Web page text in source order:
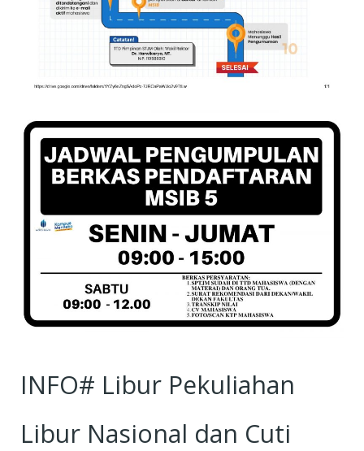
INFO# Libur Pekuliahan
Libur Nasional dan Cuti